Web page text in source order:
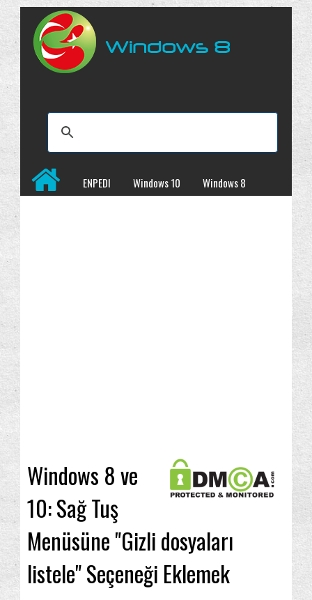
ENPEDI Windows 10
Windows 8
Windows 8 ve
10: Sağ Tuş
Menüsüne "Gizli dosyaları
listele" Seçeneği Eklemek